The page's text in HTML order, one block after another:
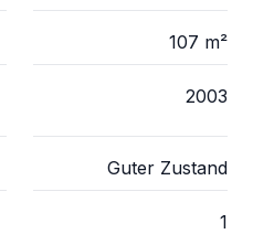
107 m²
2003
Guter Zustand
1